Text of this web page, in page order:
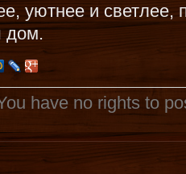
уютнее и светлее,
дом.
have no rights to